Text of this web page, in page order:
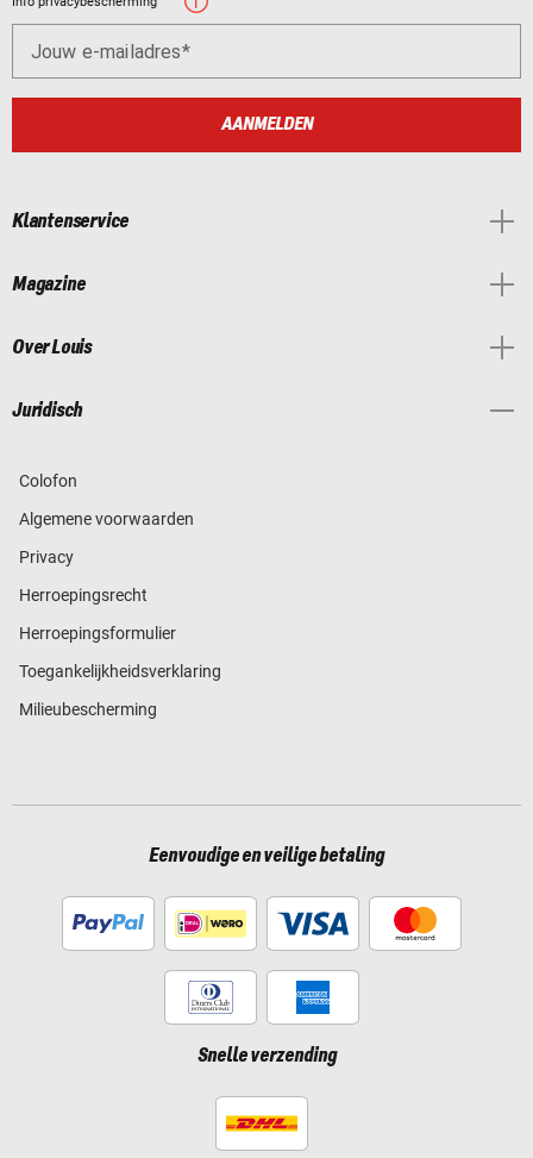
Jouw e-mailadres
AANMELDEN
Klantenservice
Magazine
Over Louis
Juridisch
Colofon
Algemene voorwaarden
Privacy
Herroepingsrecht
Herroepingsformulier
Toegankelijkheidsverklaring
Milieubescherming
Eenvoudige en veilige betaling
Snelle verzending